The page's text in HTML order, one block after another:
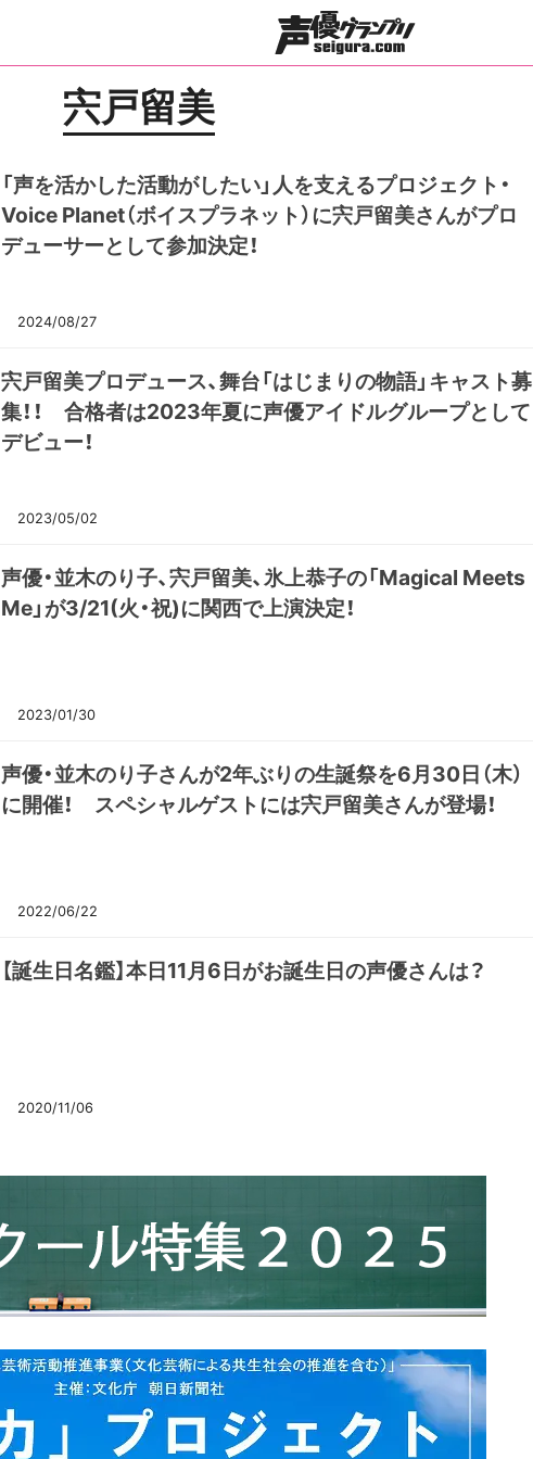
宍戸留美
「声を活かした活動がしたい」人を支えるプロジェクト・
Voice Planet（ボイスプラネット）に宍戸留美さんがプロ
デューサーとして参加決定！
2024/08/27
宍戸留美プロデュース、舞台「はじまりの物語」キャスト募
集！！ 合格者は2023年夏に声優アイドルグループとして
デビュー！
2023/05/02
声優・並木のり子、宍戸留美、氷上恭子の「Magical Meets
Me」が3/21(火・祝)に関西で上演決定！
2023/01/30
声優・並木のり子さんが2年ぶりの生誕祭を6月30日（木）
に開催！ スペシャルゲストには宍戸留美さんが登場！
2022/06/22
【誕生日名鑑】本日11月6日がお誕生日の声優さんは？
2020/11/06